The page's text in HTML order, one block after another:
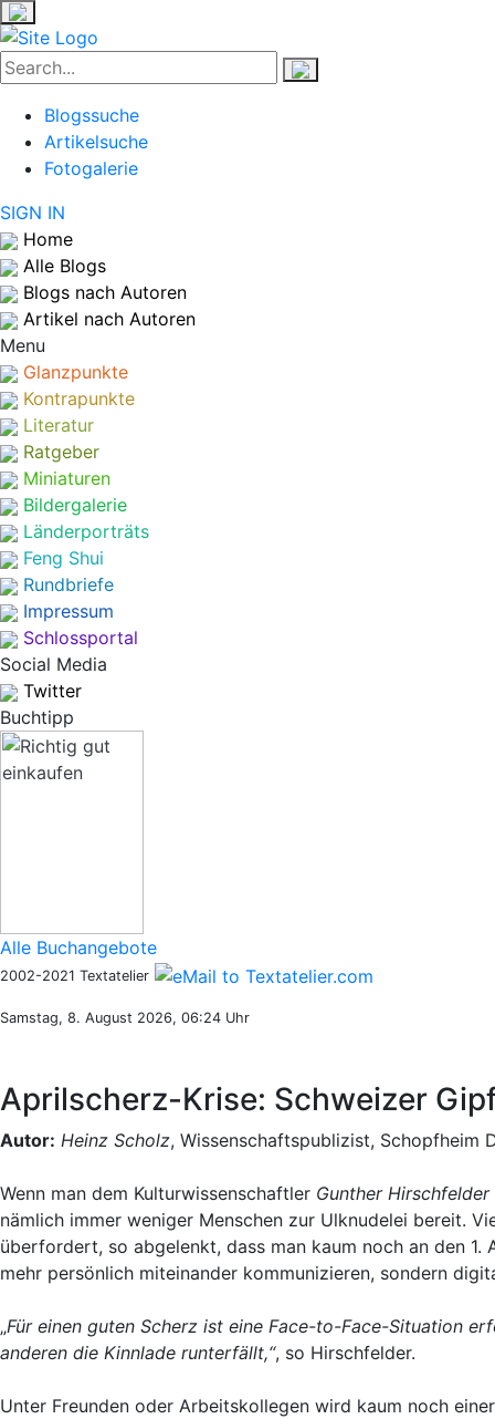
Blogssuche
Artikelsuche
Fotogalerie
SIGN IN
Home
Alle Blogs
Blogs nach Autoren
Artikel nach Autoren
Menu
Glanzpunkte
Kontrapunkte
Literatur
Ratgeber
Miniaturen
Bildergalerie
Länderporträts
Feng Shui
Rundbriefe
Impressum
Schlossportal
Social Media
Twitter
Buchtipp
Alle Buchangebote
2002-2021 Textatelier
Samstag, 8. August 2026, 06:24 Uhr
Aprilscherz-Krise: Schweizer
Autor: Heinz Scholz, Wissenschaftspublizist, Schopfheim
Wenn man dem Kulturwissenschaftler Gunther Hirschfelder
nämlich immer weniger Menschen zur Ulknudelei bereit.
überfordert, so abgelenkt, dass man kaum noch an den
mehr persönlich miteinander kommunizieren, sondern
„Für einen guten Scherz ist eine Face-to-Face-Situation
anderen die Kinnlade runterfällt,“, so Hirschfelder.
Unter Freunden oder Arbeitskollegen wird kaum noch